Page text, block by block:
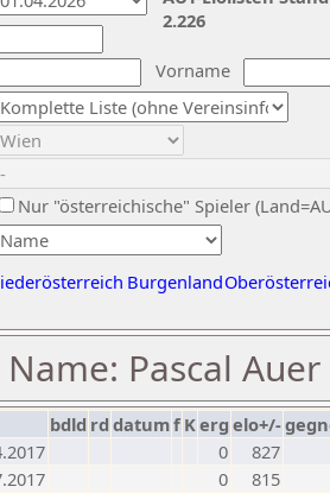
Vorname
Nur "österreichische" Spieler
Burgenland
2.226
Pascal Auer
bdld rd datumf Kerg elo+/-
0
827
0
815